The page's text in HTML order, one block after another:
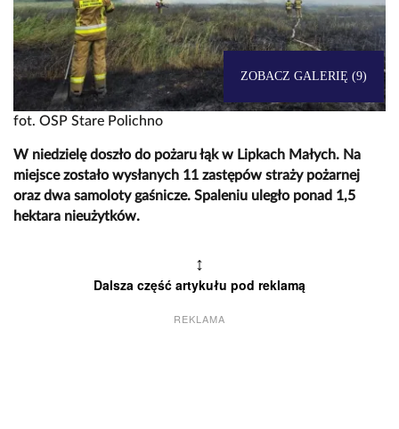
fot. OSP Stare Polichno
ZOBACZ GALERIĘ (9)
W niedzielę doszło do pożaru łąk w Lipkach Małych. Na
miejsce zostało wysłanych 11 zastępów straży pożarnej
oraz dwa samoloty gaśnicze. Spaleniu uległo ponad 1,5
hektara nieużytków.
↕
Dalsza część artykułu pod reklamą
REKLAMA